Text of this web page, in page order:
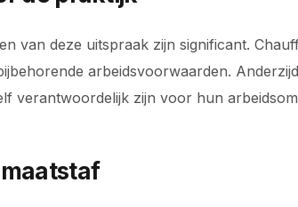
van deze uitspraak zijn significant.
arbeidsvoorwaarden.
verantwoordelijk zijn voor hun